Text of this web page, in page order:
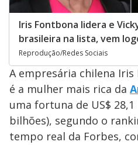
Iris Fontbona lidera e
brasileira na lista, vem
Reprodução/Redes Sociais
A empresária chilena Iris
é a mulher mais rica da
uma fortuna de US$ 28,1
bilhões), segundo o
tempo real da Forbes,